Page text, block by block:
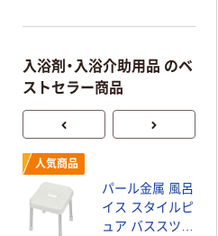
入浴剤・入浴介助用品 のベ
ストセラー商品
人気商品
パール金属 風呂
イス スタイルピ
ュア バススツー